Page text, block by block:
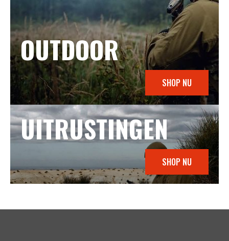
OUTDOOR
SHOP NU
UITRUSTINGEN
SHOP NU